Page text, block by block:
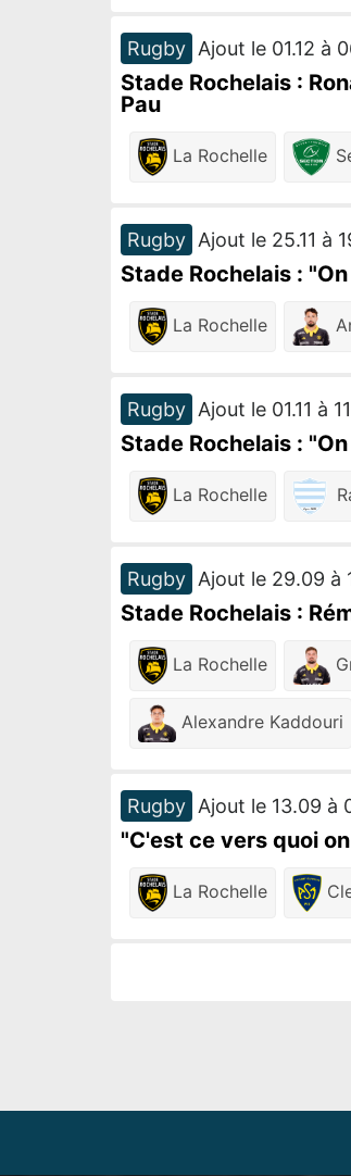
Rugby Ajout le 01.12 à
Stade Rochelais :
Pau
La Rochelle
Rugby Ajout le 25.11 à
Stade Rochelais :
La Rochelle
Rugby Ajout le 01.11 à
Stade Rochelais :
La Rochelle
Rugby Ajout le 29.09 à
Stade Rochelais :
La Rochelle
Alexandre Kaddouri
Rugby Ajout le 13.09 à
"C'est ce vers quoi
La Rochelle